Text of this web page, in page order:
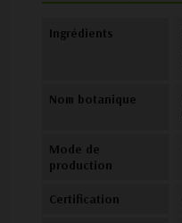
Ingrédients
Nom botanique
Mode de
production
Certification